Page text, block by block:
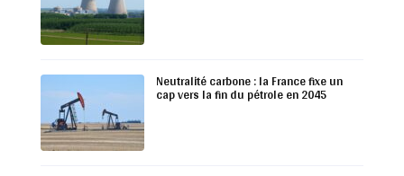
Neutralité carbone : la France fixe un
cap vers la fin du pétrole en 2045